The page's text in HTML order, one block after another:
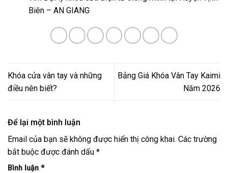
Biên – AN GIANG
Khóa cửa vân tay và những
điều nên biết?
Bảng Giá Khóa Vân Tay Kaimi
Năm 2026
Để lại một bình luận
Email của bạn sẽ không được hiển thị công khai. Các trường
bắt buộc được đánh dấu *
Bình luận *